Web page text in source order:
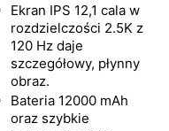
Ekran IPS 12,1 cala w
rozdzielczości 2.5K z
120 Hz daje
szczegółowy, płynny
obraz.
Bateria 12000 mAh
oraz szybkie